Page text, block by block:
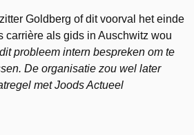
Goldberg of dit voorval het einde
carrière als gids in Auschwitz wou
probleem intern bespreken om te
De organisatie zou wel later
met Joods Actueel